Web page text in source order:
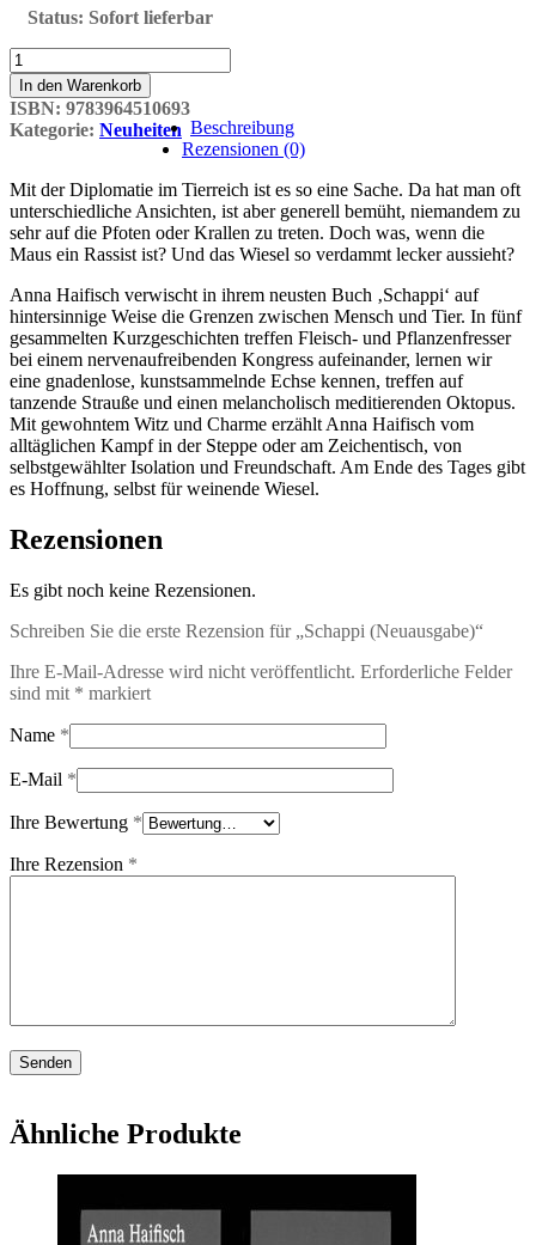
Status: Sofort lieferbar
Schappi
(Neuausgabe)
Menge
In den Warenkorb
ISBN: 9783964510693
Kategorie: Neuheiten Beschreibung
Rezensionen (0)
Mit der Diplomatie im Tierreich ist es so eine Sache. Da hat man oft
unterschiedliche Ansichten, ist aber generell bemüht, niemandem zu
sehr auf die Pfoten oder Krallen zu treten. Doch was, wenn die
Maus ein Rassist ist? Und das Wiesel so verdammt lecker aussieht?
Anna Haifisch verwischt in ihrem neusten Buch ‚Schappi‘ auf
hintersinnige Weise die Grenzen zwischen Mensch und Tier. In fünf
gesammelten Kurzgeschichten treffen Fleisch- und Pflanzenfresser
bei einem nervenaufreibenden Kongress aufeinander, lernen wir
eine gnadenlose, kunstsammelnde Echse kennen, treffen auf
tanzende Strauße und einen melancholisch meditierenden Oktopus.
Mit gewohntem Witz und Charme erzählt Anna Haifisch vom
alltäglichen Kampf in der Steppe oder am Zeichentisch, von
selbstgewählter Isolation und Freundschaft. Am Ende des Tages gibt
es Hoffnung, selbst für weinende Wiesel.
Rezensionen
Es gibt noch keine Rezensionen.
Schreiben Sie die erste Rezension für „Schappi (Neuausgabe)“
Ihre E-Mail-Adresse wird nicht veröffentlicht. Erforderliche Felder
sind mit * markiert
Name *
E-Mail *
Ihre Bewertung *
Ihre Rezension *
Ähnliche Produkte